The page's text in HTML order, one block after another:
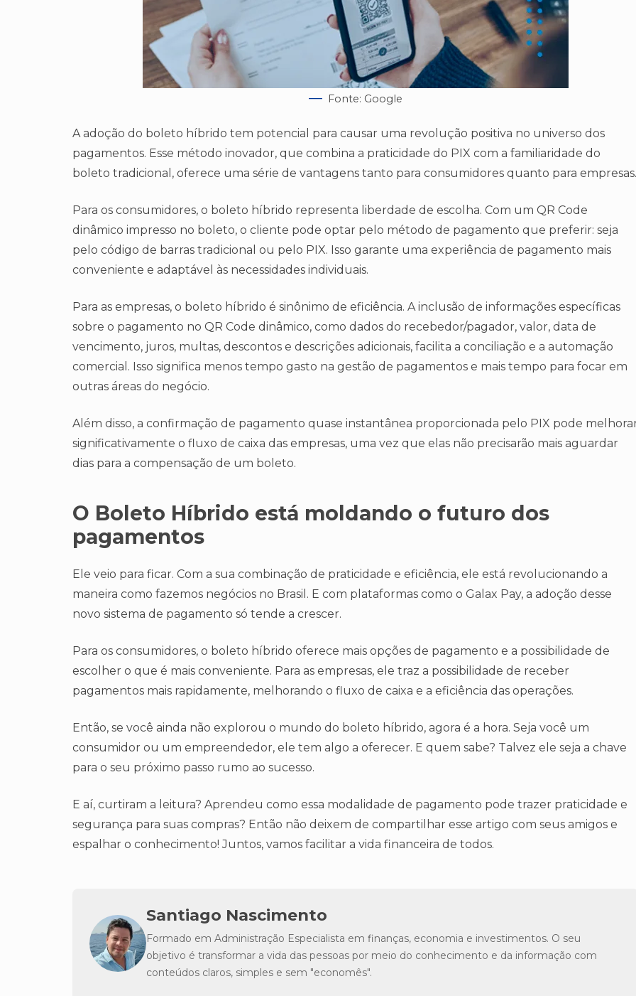
Fonte: Google
A adoção do boleto híbrido tem potencial para causar uma revolução positiva no universo dos
pagamentos. Esse método inovador, que combina a praticidade do PIX com a familiaridade do
boleto tradicional, oferece uma série de vantagens tanto para consumidores quanto para empresas.
Para os consumidores, o boleto híbrido representa liberdade de escolha. Com um QR Code
dinâmico impresso no boleto, o cliente pode optar pelo método de pagamento que preferir: seja
pelo código de barras tradicional ou pelo PIX​​. Isso garante uma experiência de pagamento mais
conveniente e adaptável às necessidades individuais.
Para as empresas, o boleto híbrido é sinônimo de eficiência. A inclusão de informações específicas
sobre o pagamento no QR Code dinâmico, como dados do recebedor/pagador, valor, data de
vencimento, juros, multas, descontos e descrições adicionais, facilita a conciliação e a automação
comercial. Isso significa menos tempo gasto na gestão de pagamentos e mais tempo para focar em
outras áreas do negócio​​.
Além disso, a confirmação de pagamento quase instantânea proporcionada pelo PIX pode
significativamente o fluxo de caixa das empresas, uma vez que elas não precisarão mais aguardar
dias para a compensação de um boleto.
O Boleto Híbrido está moldando o futuro dos
pagamentos
Ele veio para ficar. Com a sua combinação de praticidade e eficiência, ele está revolucionando a
maneira como fazemos negócios no Brasil. E com plataformas como o Galax Pay, a adoção desse
novo sistema de pagamento só tende a crescer.
Para os consumidores, o boleto híbrido oferece mais opções de pagamento e a possibilidade de
escolher o que é mais conveniente. Para as empresas, ele traz a possibilidade de receber
pagamentos mais rapidamente, melhorando o fluxo de caixa e a eficiência das operações.
Então, se você ainda não explorou o mundo do boleto híbrido, agora é a hora. Seja você um
consumidor ou um empreendedor, ele tem algo a oferecer. E quem sabe? Talvez ele seja a chave
para o seu próximo passo rumo ao sucesso.
E aí, curtiram a leitura? Aprendeu como essa modalidade de pagamento pode trazer praticidade e
segurança para suas compras? Então não deixem de compartilhar esse artigo com seus amigos e
espalhar o conhecimento! Juntos, vamos facilitar a vida financeira de todos.
Santiago Nascimento
Formado em Administração Especialista em finanças, economia e investimentos. O seu
objetivo é transformar a vida das pessoas por meio do conhecimento e da informação com
conteúdos claros, simples e sem "economês".